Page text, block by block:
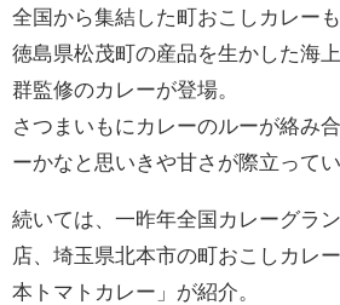
全国から集結した町おこしカレーも
徳島県松茂町の産品を生かした海
群監修のカレーが登場。
さつまいもにカレーのルーが絡み
ーかなと思いきや甘さが際立ってい
続いては、一昨年全国カレーグラ
店、埼玉県北本市の町おこしカレ
本トマトカレー」が紹介。